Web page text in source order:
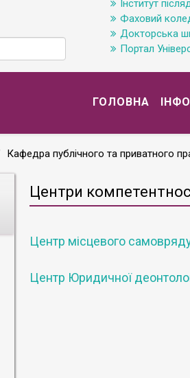
Інститут
Фаховий
Докторська
Портал
ГОЛОВНА
Кафедра публічного та приватного
Центри
Центр місцевого
Центр Юридичної